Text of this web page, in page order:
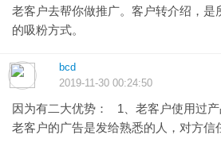
老客户去帮你做推广。客户转介绍，是
的吸粉方式。
bcd
2019-11-30 00:24:50
因为有二大优势： 1、老客户使用过产
老客户的广告是发给熟悉的人，对方信